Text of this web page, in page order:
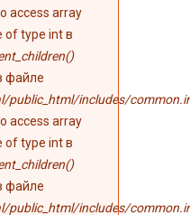
access array
of type int в
файле
public_html/includes/
access array
of type int в
файле
public_html/includes/